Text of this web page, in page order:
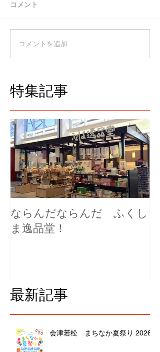
コメント
コメントを追加…
特集記事
ならんだならんだ ふくし
ま逸品堂！
最新記事
会津若松 まちなか夏祭り 2026